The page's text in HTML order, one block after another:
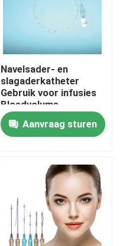
Navelsader- en
slagaderkatheter
Gebruik voor infusies
Bloedvolume
uitbreiding Centrale
aderdrukcontrole
Parenterale voeding
Aanvraag sturen